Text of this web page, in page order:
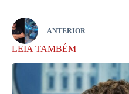
ANTERIOR
LEIA TAMBÉM